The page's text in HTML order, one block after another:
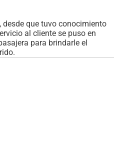
desde que tuvo conocimiento
al cliente se puso en
para brindarle el